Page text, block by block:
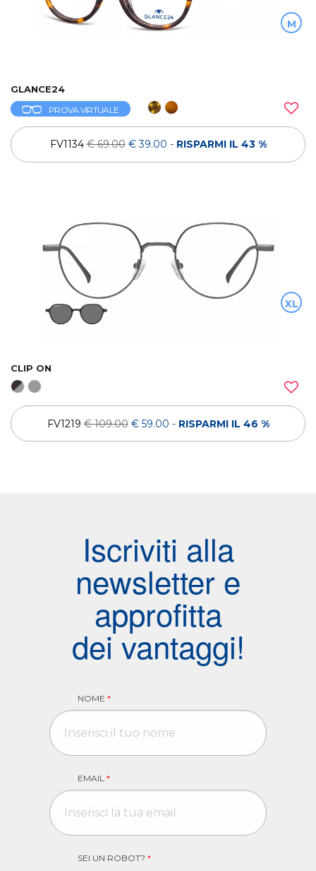
M
GLANCE24
PROVA VIRTUALE
FV1134€ 69.00 € 39.00 - RISPARMI IL 43 %
XL
CLIP ON
FV1219€ 109.00 € 59.00 - RISPARMI IL 46 %
Iscriviti alla
newsletter e
approfitta
dei vantaggi!
NOME *
EMAIL *
SEI UN ROBOT? *